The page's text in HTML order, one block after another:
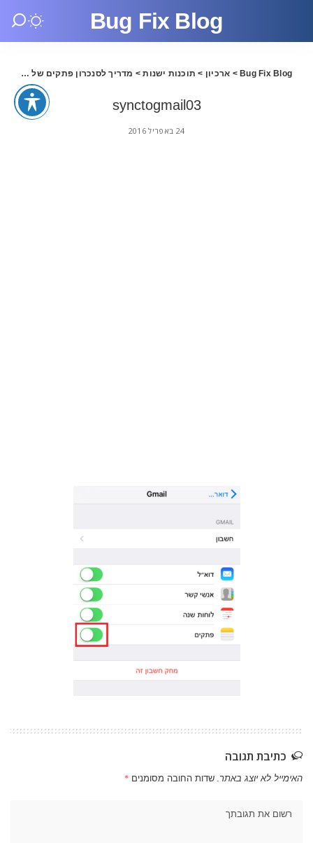
Bug Fix Blog
Bug Fix Blog
> ארכיון > תוכנות ישנות> מדריך לסנכרון פתקים של IOS9 לחשבון Gmail
synctogmail03
24 באפריל 2016
כתיבת תגובה
האימייל לא יוצג באתר. שדות החובה מסומנים *